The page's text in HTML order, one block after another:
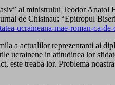
al ministrului Teodor
de Chisinau: “Epitropul
ucraineana-mae-roman-ca-
a actualilor reprezentanti ai
ucrainene in atitudinea lor
treaba lor. Problema